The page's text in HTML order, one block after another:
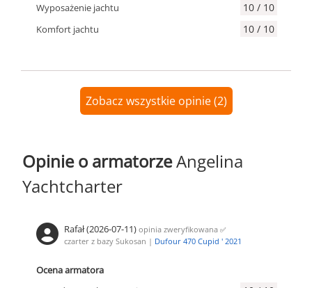
Wyposażenie jachtu 10 / 10
Komfort jachtu 10 / 10
Zobacz wszystkie opinie (2)
Opinie o armatorzeAngelina
Yachtcharter
Rafał (2026-07-11) opinia zweryfikowana ✅
czarter z bazy Sukosan | Dufour 470 Cupid ' 2021
Ocena armatora